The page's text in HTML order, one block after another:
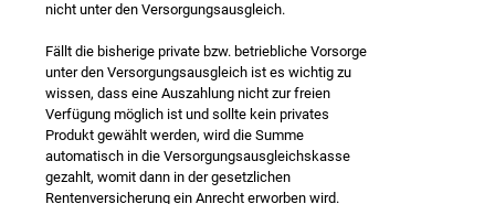
nicht unter den Versorgungsausgleich.
Fällt die bisherige private bzw. betriebliche Vorsorge
unter den Versorgungsausgleich ist es wichtig zu
wissen, dass eine Auszahlung nicht zur freien
Verfügung möglich ist und sollte kein privates
Produkt gewählt werden, wird die Summe
automatisch in die Versorgungsausgleichskasse
gezahlt, womit dann in der gesetzlichen
Rentenversicherung ein Anrecht erworben wird.